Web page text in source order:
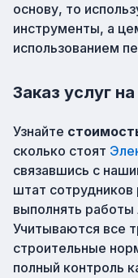
основу, то
инструменты, а
использованием
Заказ услуг
Узнайте
сколько стоят
связавшись с
штат сотрудников
выполнять
Учитываются все
строительные
полный контроль